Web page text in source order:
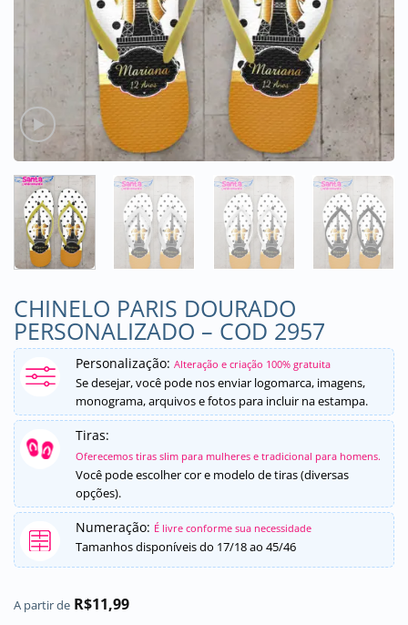
CHINELO PARIS DOURADO
PERSONALIZADO – COD 2957
Personalização: Alteração e criação 100% gratuita
Se desejar, você pode nos enviar logomarca, imagens,
monograma, arquivos e fotos para incluir na estampa.
Tiras:
Oferecemos tiras slim para mulheres e tradicional para homens.
Você pode escolher cor e modelo de tiras (diversas
opções).
Numeração: É livre conforme sua necessidade
Tamanhos disponíveis do 17/18 ao 45/46
A partir de R$11,99